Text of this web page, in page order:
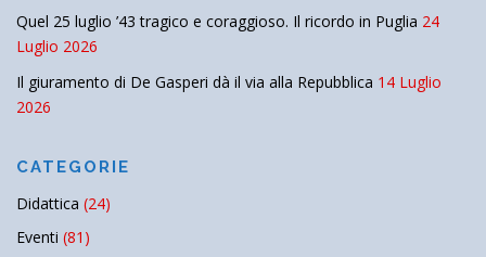
Quel 25 luglio ’43 tragico e coraggioso. Il ricordo in Puglia 24
Luglio 2026
Il giuramento di De Gasperi dà il via alla Repubblica 14 Luglio
2026
CATEGORIE
Didattica (24)
Eventi (81)